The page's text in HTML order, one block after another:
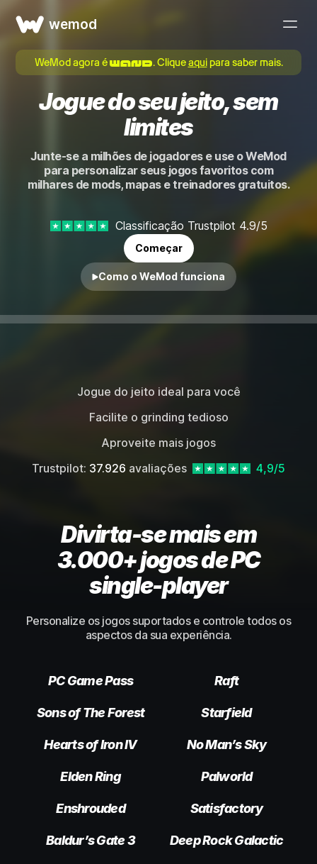
wemod
WeMod agora é . Cliqueaquipara saber mais.
Jogue do seu jeito, sem
limites
Junte-se a milhões de jogadores e use o WeMod
para personalizar seus jogos favoritos com
milhares de mods, mapas e treinadores gratuitos.
Classificação Trustpilot 4.9/5
Começar
Como o WeMod funciona
Jogue do jeito ideal para você
Facilite o grinding tedioso
Aproveite mais jogos
Trustpilot: 37.926 avaliações 4,9/5
Divirta-se mais em
3.000+ jogos de PC
single-player
Personalize os jogos suportados e controle todos os
aspectos da sua experiência.
PC Game Pass Raft
Sons of The Forest Starfield
Hearts of Iron IV No Man’s Sky
Elden Ring Palworld
Enshrouded Satisfactory
Baldur’s Gate 3 Deep Rock Galactic